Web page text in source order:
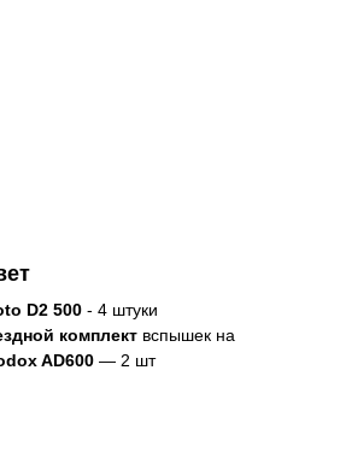
D2 500 - 4 штуки
комплект вспышек на
AD600 — 2 шт